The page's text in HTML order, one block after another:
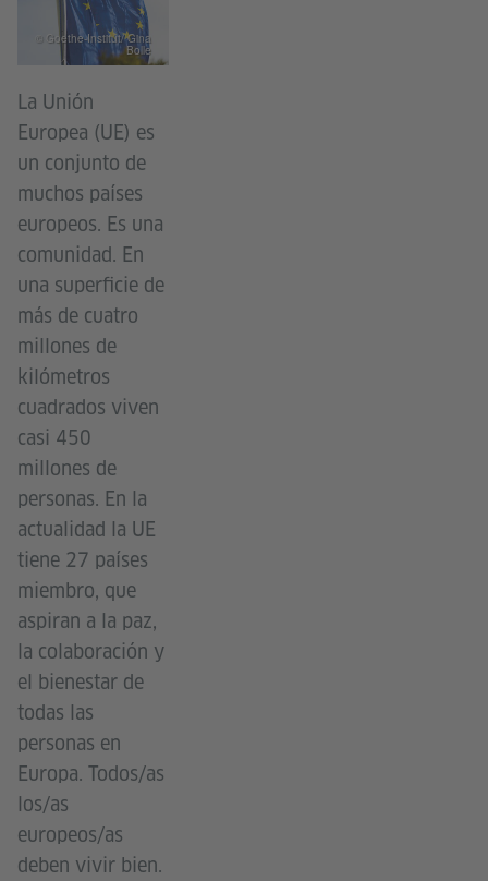
La Unión
Europea (UE) es
un conjunto de
muchos países
europeos. Es una
comunidad. En
una superficie de
más de cuatro
millones de
kilómetros
cuadrados viven
casi 450
millones de
personas. En la
actualidad la UE
tiene 27 países
miembro, que
aspiran a la paz,
la colaboración y
el bienestar de
todas las
personas en
Europa. Todos/as
los/as
europeos/as
deben vivir bien.
© Goethe-Institut/ Gina
Bolle